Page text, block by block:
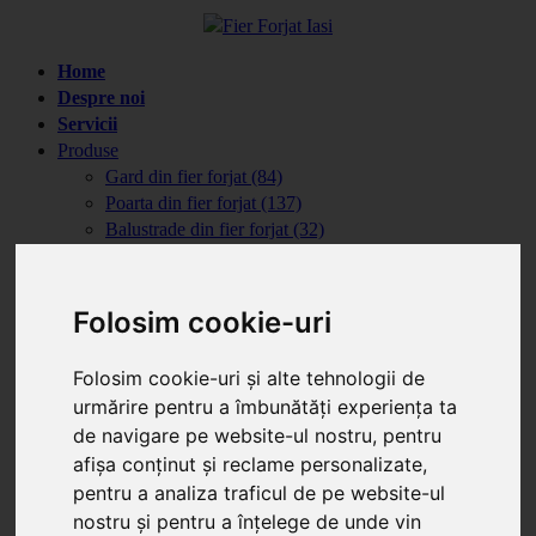
Folosim cookie-uri
Folosim cookie-uri și alte tehnologii de
urmărire pentru a îmbunătăți experiența ta
de navigare pe website-ul nostru, pentru
afișa conținut și reclame personalizate,
pentru a analiza traficul de pe website-ul
nostru și pentru a înțelege de unde vin
Home
Despre noi
Servicii
Produse
Gard din fier forjat (84)
Poarta din fier forjat (137)
Balustrade din fier forjat (32)
Automatizari porti
Porti batante (4)
Reduceri
Articole
Info Montaj(1)
Info Structuri (3)
Portofoliu
Portofoliu complet